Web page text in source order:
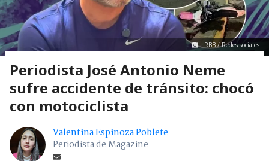
RBB / Redes sociales
Periodista José Antonio Neme
sufre accidente de tránsito: chocó
con motociclista
Valentina Espinoza Poblete
Periodista de Magazine